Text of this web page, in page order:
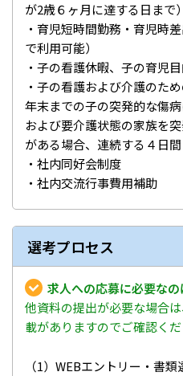
が2歳６ヶ月に達する日まで）
・育児短時間勤務・育児時
で利用可能）
・子の看護休暇、子の育児
・子の看護および介護のた
年末までの子の突発的な傷
および要介護状態の家族を
がある場合、連続する４日間
・社内同好会制度
・社内交流行事費用補助
選考プロセス
求人への応募に必要なの
他資料の提出が必要な場合
載がありますのでご確認くだ
（1）WEBエントリー・書類